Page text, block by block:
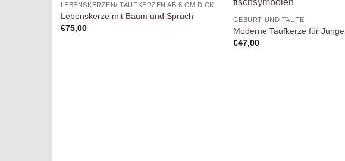
Wunschliste
LEBENSKERZEN/ TAUFKERZEN AB 6 CM DICK
Lebenskerze mit Baum und Spruch
€75,00
GEBURT UND TAUFE
Moderne Taufkerze für Junge
€47,00